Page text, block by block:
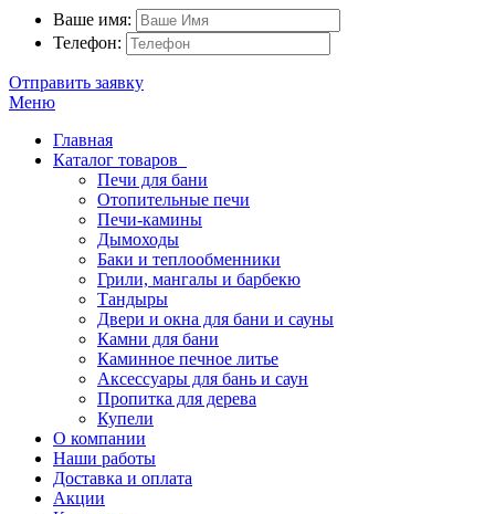
Ваше имя:
Телефон:
Отправить заявку
Меню
Главная
Каталог товаров
Печи для бани
Отопительные печи
Печи-камины
Дымоходы
Баки и теплообменники
Грили, мангалы и барбекю
Тандыры
Двери и окна для бани и сауны
Камни для бани
Каминное печное литье
Аксессуары для бань и саун
Пропитка для дерева
Купели
О компании
Наши работы
Доставка и оплата
Акции